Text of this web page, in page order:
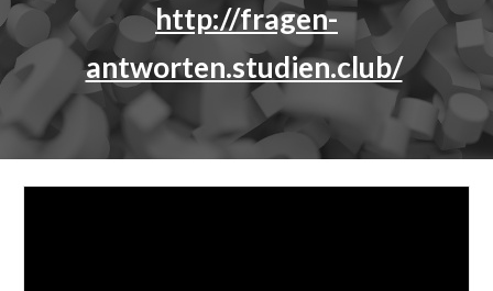
http://fragen-
antworten.studien.club/